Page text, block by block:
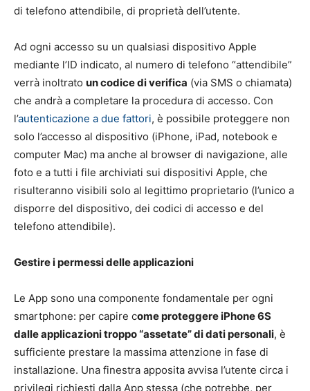
di telefono attendibile, di proprietà dell’utente.
Ad ogni accesso su un qualsiasi dispositivo Apple
mediante l’ID indicato, al numero di telefono “attendibile”
verrà inoltrato un codice di verifica (via SMS o chiamata)
che andrà a completare la procedura di accesso. Con
l’autenticazione a due fattori, è possibile proteggere non
solo l’accesso al dispositivo (iPhone, iPad, notebook e
computer Mac) ma anche al browser di navigazione, alle
foto e a tutti i file archiviati sui dispositivi Apple, che
risulteranno visibili solo al legittimo proprietario (l’unico a
disporre del dispositivo, dei codici di accesso e del
telefono attendibile).
Gestire i permessi delle applicazioni
Le App sono una componente fondamentale per ogni
smartphone: per capire come proteggere iPhone 6S
dalle applicazioni troppo “assetate” di dati personali, è
sufficiente prestare la massima attenzione in fase di
installazione. Una finestra apposita avvisa l’utente circa i
privilegi richiesti dalla App stessa (che potrebbe, per